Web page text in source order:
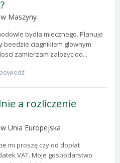
Maszyny
bydła mlecznego. Planuje
beedzie ciagnikiem glownym
zamierzam załozyc do...
a rozliczenie
Unia Europejska
mi proszę czy od dopłat
VAT. Moje gospodarstwo